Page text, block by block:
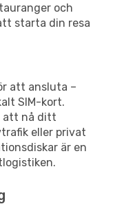
och
starta din resa
att ansluta –
SIM-kort.
att nå ditt
eller privat
är en